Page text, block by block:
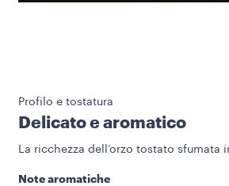
Profilo e tostatura
Delicato e aromatico
La ricchezza dell’orzo tostato sfumata
Note aromatiche